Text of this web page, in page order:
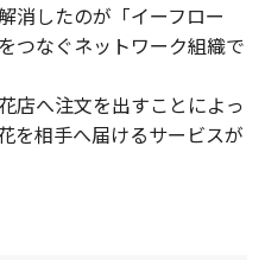
消したのが「イーフロー
つなぐネットワーク組織で
店へ注文を出すことによっ
を相手へ届けるサービスが